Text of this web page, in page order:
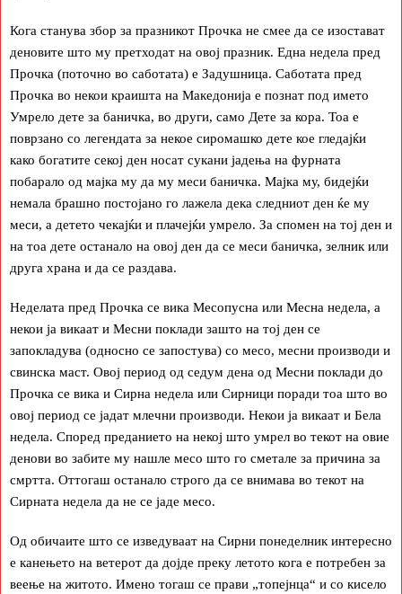
Кога станува збор за празникот Прочка не смее да се изостават
деновите што му претходат на овој празник. Една недела пред
Прочка (поточно во саботата) е Задушница. Саботата пред
Прочка во некои краишта на Македонија е познат под името
Умрело дете за баничка, во други, само Дете за кора. Тоа е
поврзано со легендата за некое сиромашко дете кое гледајќи
како богатите секој ден носат сукани јадења на фурната
побарало од мајка му да му меси баничка. Мајка му, бидејќи
немала брашно постојано го лажела дека следниот ден ќе му
меси, а детето чекајќи и плачејќи умрело. За спомен на тој ден и
на тоа дете останало на овој ден да се меси баничка, зелник или
друга храна и да се раздава.
Неделата пред Прочка се вика Месопусна или Месна недела, а
некои ја викаат и Месни поклади зашто на тој ден се
запокладува (односно се запостува) со месо, месни производи и
свинска маст. Овој период од седум дена од Месни поклади до
Прочка се вика и Сирна недела или Сирници поради тоа што во
овој период се јадат млечни производи. Некои ја викаат и Бела
недела. Според преданието на некој што умрел во текот на овие
денови во забите му нашле месо што го сметале за причина за
смртта. Оттогаш останало строго да се внимава во текот на
Сирната недела да не се јаде месо.
Од обичаите што се изведуваат на Сирни понеделник интересно
е канењето на ветерот да дојде преку летото кога е потребен за
веење на житото. Имено тогаш се прави „топејнца“ и со кисело